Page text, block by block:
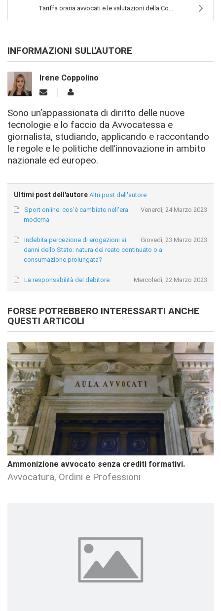
Tariffa oraria avvocati e le valutazioni della Co...
INFORMAZIONI SULL'AUTORE
Irene Coppolino
Sono un’appassionata di diritto delle nuove
tecnologie e lo faccio da Avvocatessa e
giornalista, studiando, applicando e raccontando
le regole e le politiche dell’innovazione in ambito
nazionale ed europeo.
Ultimi post dell'autore Altri post dell'autore
Venerdì, 24 Marzo 2023
Sport online: cos'è cambiato nell'era
moderna
Giovedì, 23 Marzo 2023
Indebita percezione di erogazioni ai
danni dello Stato: natura del reato continuato o a
consumazione prolungata?
Mercoledì, 22 Marzo 2023
La responsabilità del debitore
FORSE POTREBBERO INTERESSARTI ANCHE
QUESTI ARTICOLI
Ammonizione avvocato senza crediti formativi.
Avvocatura, Ordini e Professioni